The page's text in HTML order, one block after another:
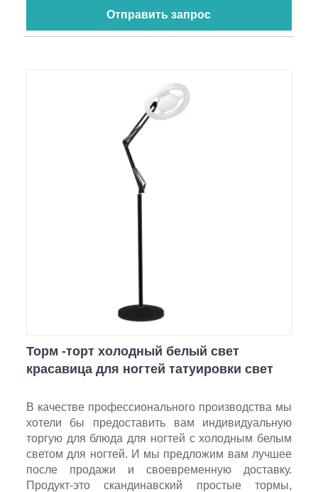
Отправить запрос
Торм -торт холодный белый свет
красавица для ногтей татуировки свет
В качестве профессионального производства мы
хотели бы предоставить вам индивидуальную
торгую для блюда для ногтей с холодным белым
светом для ногтей. И мы предложим вам лучшее
после продажи и своевременную доставку.
Продукт-это скандинавский простые тормы,